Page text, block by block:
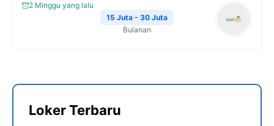
2 Minggu yang lalu
15 Juta - 30 Juta
Bulanan
Loker Terbaru